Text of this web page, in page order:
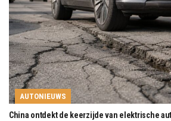
AUTONIEUWS
China ontdekt de keerzijde van elektrische